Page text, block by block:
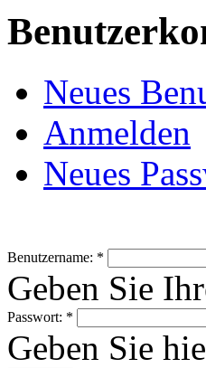
Neues
Anmelden
Neues
Benutzername: *
Geben Sie
Passwort: *
Geben Sie